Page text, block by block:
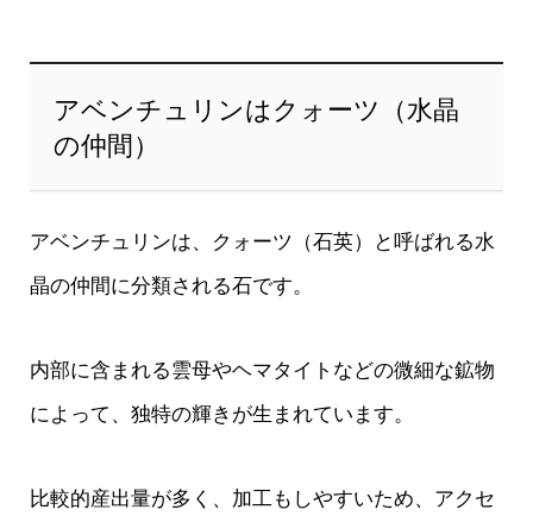
アベンチュリンはクォーツ（水晶
の仲間）
アベンチュリンは、クォーツ（石英）と呼ばれる水
晶の仲間に分類される石です。
内部に含まれる雲母やヘマタイトなどの微細な鉱物
によって、独特の輝きが生まれています。
比較的産出量が多く、加工もしやすいため、アクセ